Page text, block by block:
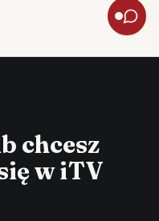
chcesz
w iTV